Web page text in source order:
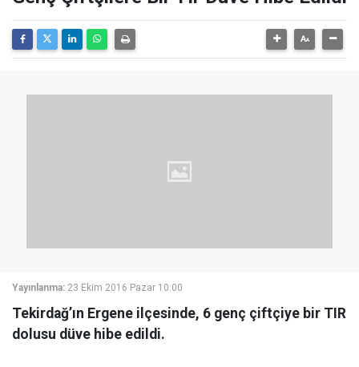
Yayınlanma: 23 Ekim 2016 Pazar 10:00
Tekirdağ’ın Ergene ilçesinde, 6 genç çiftçiye bir TIR
dolusu düve hibe edildi.